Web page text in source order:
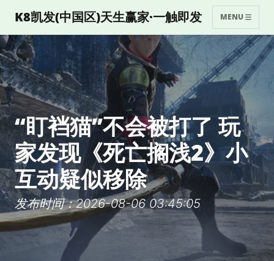
K8凯发(中国区)天生赢家·一触即发 MENU
“盯裆猫”不会被打了 玩
家发现《死亡搁浅2》小
互动疑似移除
发布时间：2026-08-06 03:45:05